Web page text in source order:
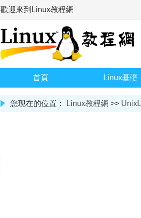
歡迎來到Linux教程網
首頁 Linux基礎
您现在的位置： Linux教程網 >>